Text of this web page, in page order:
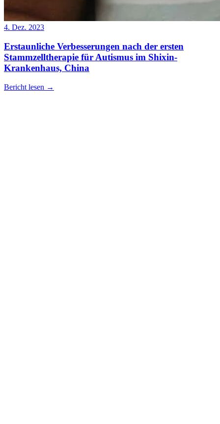
4. Dez. 2023
Erstaunliche Verbesserungen nach der ersten
Stammzelltherapie für Autismus im Shixin-
Krankenhaus, China
Bericht lesen →